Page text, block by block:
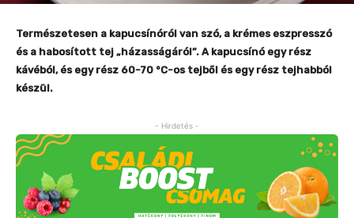
Természetesen a kapucsínóról van szó, a krémes eszpresszó
és a habosított tej „házasságáról”. A kapucsínó egy rész
kávéból, és egy rész 60-70 °C-os tejből és egy rész tejhabból
készül.
- Hirdetés -